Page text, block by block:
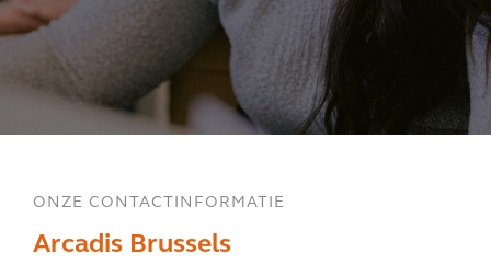
ONZE CONTACTINFORMATIE
Arcadis Brussels